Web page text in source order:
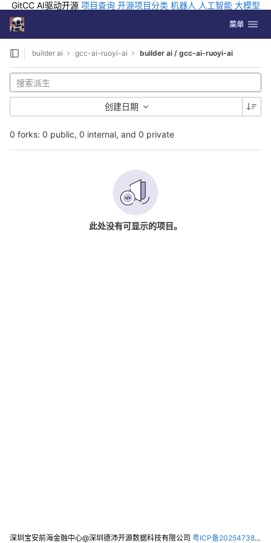
GitCC AI驱动开源 项目查询 开源项目分类 机器人 人工智能 大模型
排行
Skip to content
GitLab 切换导航
菜单
builder ai gcc-ai-ruoyi-ai builder ai / gcc-ai-ruoyi-ai
0 forks: 0 public, 0 internal, and 0 private
创建日期
此处没有可显示的项目。
深圳宝安前海金融中心@深圳德沛开源数据科技有限公司 粤ICP备2025473821号-2